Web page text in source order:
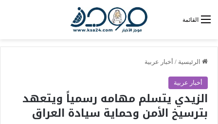
القائمة
الرئيسية / أخبار عربية
أخبار عربية
الزيدي يتسلم مهامه رسمياً ويتعهد
بترسيخ الأمن وحماية سيادة العراق